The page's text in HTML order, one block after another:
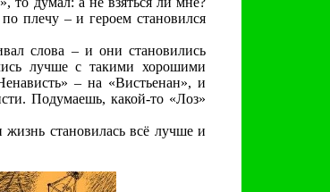
плечу – и героем становился
слова – и они становились
лучше с такими хорошими
– на «Вистьенан», и
Подумаешь, какой-то «Лоз»
становилась всё лучше и